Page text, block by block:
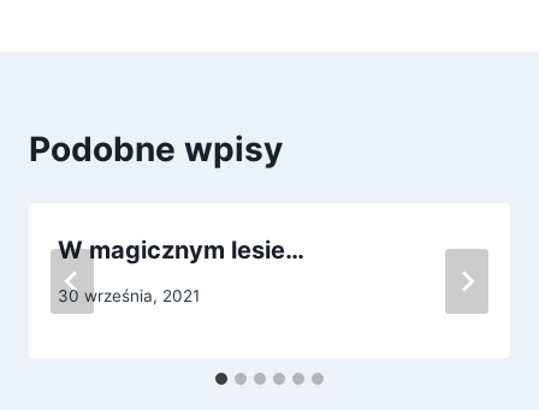
Podobne wpisy
W magicznym lesie…
30 września, 2021